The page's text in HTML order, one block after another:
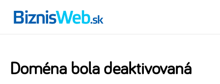
Doména bola deaktivovaná